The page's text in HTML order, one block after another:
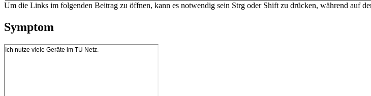
Um die Links im folgenden Beitrag zu öffnen, kann es notwendig sein Strg oder Shift zu drücken, während auf
Symptom